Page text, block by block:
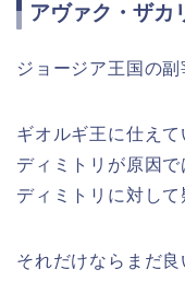
アヴァク・ザカ
ジョージア王国の副
ギオルギ王に仕え
ディミトリが原因
ディミトリに対して
それだけならまだ